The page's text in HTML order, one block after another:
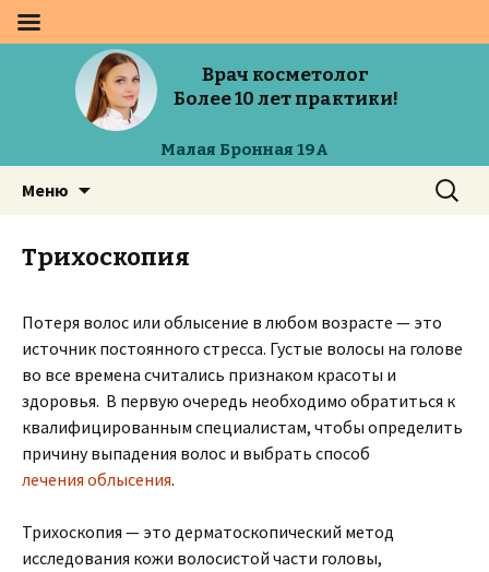
Врач косметолог
Более 10 лет практики!
Малая Бронная 19А
Меню Найти:
Трихоскопия
Потеря волос или облысение в любом возрасте — это
источник постоянного стресса. Густые волосы на голове
во все времена считались признаком красоты и
здоровья. В первую очередь необходимо обратиться к
квалифицированным специалистам, чтобы определить
причину выпадения волос и выбрать способ
лечения облысения.
Трихоскопия — это дерматоскопический метод
исследования кожи волосистой части головы,